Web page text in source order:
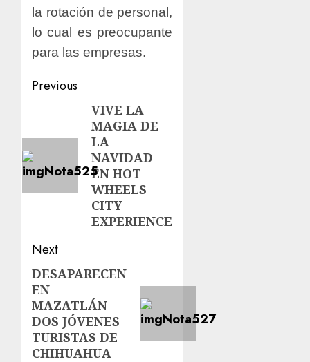
la rotación de personal,
lo cual es preocupante
para las empresas.
Previous
VIVE LA
MAGIA DE
LA
NAVIDAD
EN HOT
WHEELS
CITY
EXPERIENCE
Next
DESAPARECEN
EN
MAZATLÁN
DOS JÓVENES
TURISTAS DE
CHIHUAHUA